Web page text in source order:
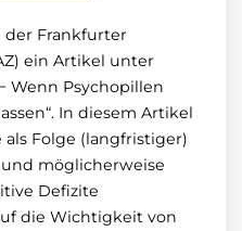
der Frankfurter
ein Artikel unter
Wenn Psychopillen
In diesem Artikel
Folge (langfristiger)
möglicherweise
Defizite
die Wichtigkeit von